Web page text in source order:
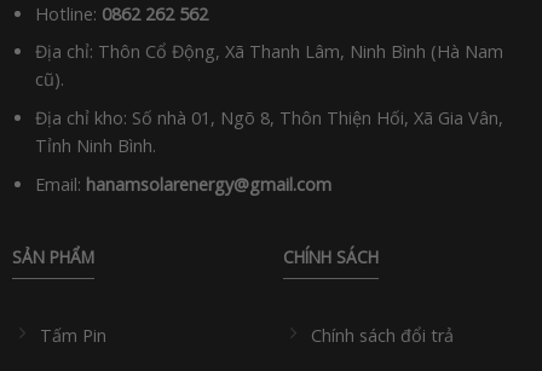
Hotline: 0862 262 562
Địa chỉ: Thôn Cổ Động, Xã Thanh Lâm, Ninh Bình (Hà Nam
cũ).
Địa chỉ kho: Số nhà 01, Ngõ 8, Thôn Thiện Hối, Xã Gia Vân,
Tỉnh Ninh Bình.
Email: hanamsolarenergy@gmail.com
SẢN PHẨM
Tấm Pin
CHÍNH SÁCH
Chính sách đổi trả